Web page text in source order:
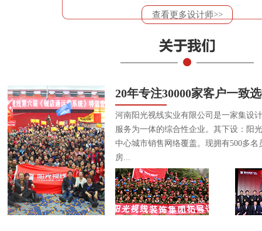
查看更多设计师>>
20年专注30000家客户一致
河南阳光视线实业有限公司是一家集设
服务为一体的综合性企业。其下设：阳
中心城市销售网络覆盖。现拥有500多
房...